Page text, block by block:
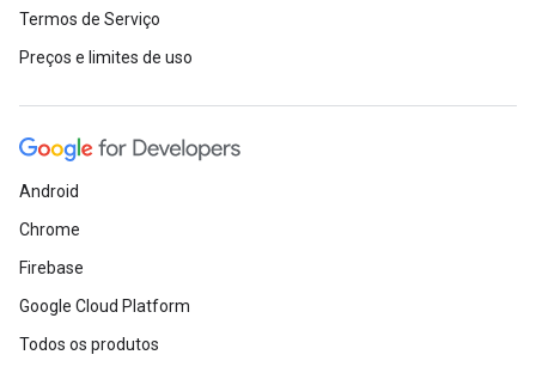
Termos de Serviço
Preços e limites de uso
Android
Chrome
Firebase
Google Cloud Platform
Todos os produtos